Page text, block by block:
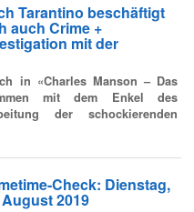
Tarantino beschäftigt
auch Crime +
mit der
in «Charles Manson – Das
mit dem Enkel des
der schockierenden
Check: Dienstag,
August 2019